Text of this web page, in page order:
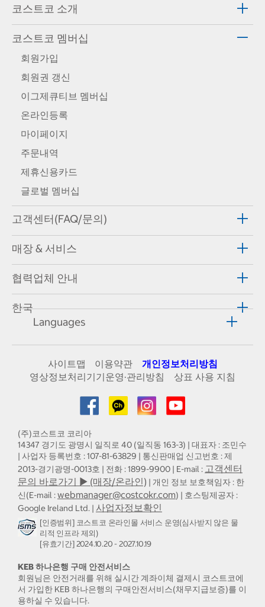
코스트코 소개
코스트코 멤버십
회원가입
회원권 갱신
이그제큐티브 멤버십
온라인등록
마이페이지
주문내역
제휴신용카드
글로벌 멤버십
고객센터(FAQ/문의)
매장 & 서비스
협력업체 안내
한국
Languages
사이트맵 이용약관
개인정보처리방침
영상정보처리기기운영·관리방침
상표 사용 지침
(주)코스트코 코리아
14347 경기도 광명시 일직로 40 (일직동 163-3) | 대표자 : 조민수
| 사업자 등록번호 : 107-81-63829 | 통신판매업 신고번호 : 제
2013-경기광명-0013호 | 전화 : 1899-9900 | E-mail : 고객센터
문의 바로가기 ▶ (매장/온라인) | 개인 정보 보호책임자 : 한
신(E-mail :webmanager@costcokr.com) | 호스팅제공자 :
Google Ireland Ltd. | 사업자정보확인
[인증범위] 코스트코 온라인몰 서비스 운영(심사받지 않은 물
리적 인프라 제외)
[유효기간] 2024.10.20 - 2027.10.19
KEB 하나은행 구매 안전서비스
회원님은 안전거래를 위해 실시간 계좌이체 결제시 코스트코에
서 가입한 KEB 하나은행의 구매안전서비스(채무지급보증)를 이
용하실 수 있습니다.